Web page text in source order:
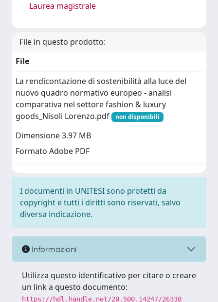
Laurea magistrale
File in questo prodotto:
File
La rendicontazione di sostenibilità alla luce del
nuovo quadro normativo europeo - analisi
comparativa nel settore fashion & luxury
goods_Nisoli Lorenzo.pdf
non disponibili
Dimensione 3.97 MB
Formato Adobe PDF
I documenti in UNITESI sono protetti da
copyright e tutti i diritti sono riservati, salvo
diversa indicazione.
Informazioni
Utilizza questo identificativo per citare o creare
un link a questo documento:
https://hdl.handle.net/20.500.14247/26338